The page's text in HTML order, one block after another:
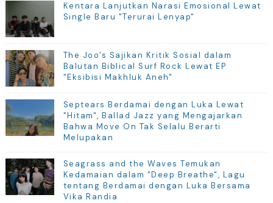
Kentara Lanjutkan Narasi Emosional Lewat
Single Baru "Terurai Lenyap"
The Joo’s Sajikan Kritik Sosial dalam
Balutan Biblical Surf Rock Lewat EP
"Eksibisi Makhluk Aneh"
Septears Berdamai dengan Luka Lewat
"Hitam", Ballad Jazz yang Mengajarkan
Bahwa Move On Tak Selalu Berarti
Melupakan
Seagrass and the Waves Temukan
Kedamaian dalam "Deep Breathe", Lagu
tentang Berdamai dengan Luka Bersama
Vika Randia